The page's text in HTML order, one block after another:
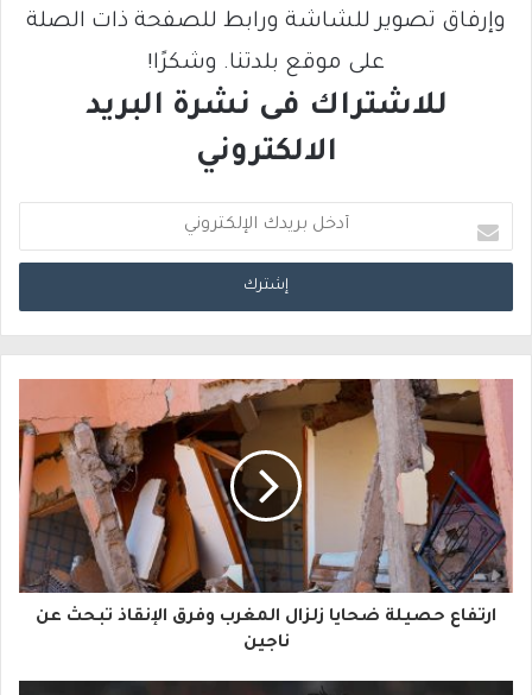
وإرفاق تصوير للشاشة ورابط للصفحة ذات الصلة
على موقع بلدتنا. وشكرًا!
للاشتراك فى نشرة البريد
الالكتروني
د
خ
ي
د
ك
ا
إ
ارتفاع حصيلة ضحايا زلزال المغرب وفرق الإنقاذ تبحث عن
ناجين